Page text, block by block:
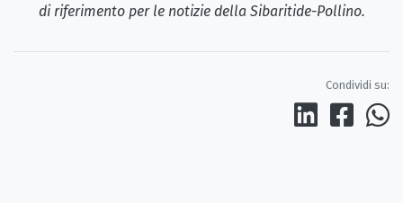
di riferimento per le notizie della Sibaritide-Pollino.
Condividi su: